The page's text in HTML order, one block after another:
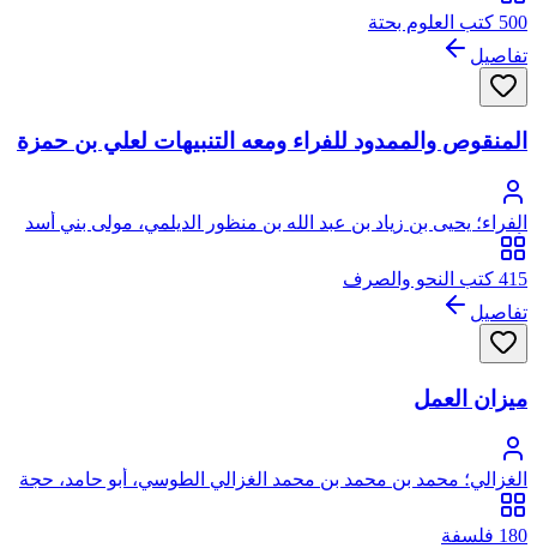
500 كتب العلوم بحتة
تفاصيل
المنقوص والممدود للفراء ومعه التنبيهات لعلي بن حمزة
الفراء؛ يحيى بن زياد بن عبد الله بن منظور الديلمي، مولى بني أسد
(أو بني منقر) أبو زكرياء، المعروف بالفراء
415 كتب النحو والصرف
تفاصيل
ميزان العمل
الغزالي؛ محمد بن محمد بن محمد الغزالي الطوسي، أبو حامد، حجة
الإسلام
180 فلسفة